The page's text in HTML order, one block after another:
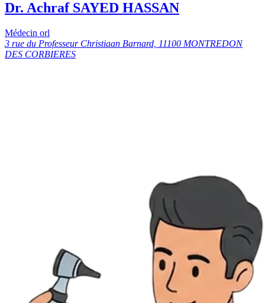
Dr. Achraf SAYED HASSAN
Médecin orl
3 rue du Professeur Christiaan Barnard, 11100 MONTREDON
DES CORBIERES